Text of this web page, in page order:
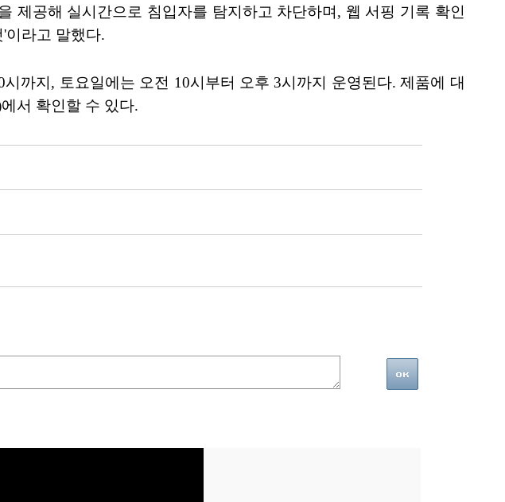
제공해 실시간으로 침입자를 탐지하고 차단하며, 웹 서핑 기록 확인
이라고 말했다.
까지, 토요일에는 오전 10시부터 오후 3시까지 운영된다. 제품에 대
서 확인할 수 있다.